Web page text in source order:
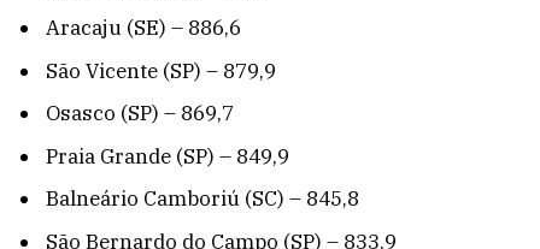
Aracaju (SE) – 886,6
São Vicente (SP) – 879,9
Osasco (SP) – 869,7
Praia Grande (SP) – 849,9
Balneário Camboriú (SC) – 845,8
São Bernardo do Campo (SP) – 833,9